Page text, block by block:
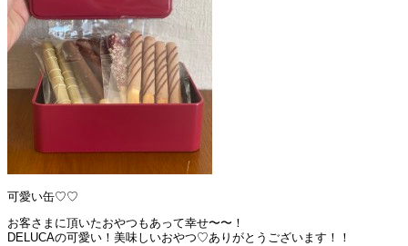
可愛い缶♡♡
お客さまに頂いたおやつもあって幸せ〜〜！
DELUCAの可愛い！美味しいおやつ♡ありがとうございます！！